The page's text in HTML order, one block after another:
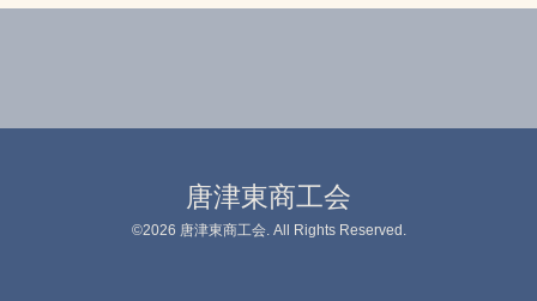
唐津東商工会
©2026 唐津東商工会. All Rights Reserved.